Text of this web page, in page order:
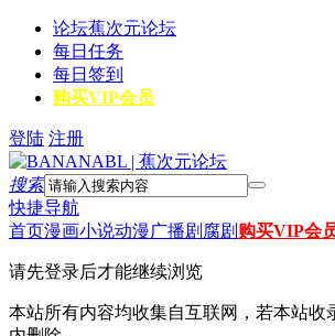
论坛蕉次元论坛
每日任务
每日签到
购买VIP会员
登陆 注册
搜索
快捷导航
首页漫画小说动漫广播剧 腐剧 购买VIP会
请先登录后才能继续浏览
本站所有内容均收集自互联网，若本站